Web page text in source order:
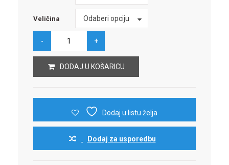
Veličina Odaberi opciju
Veličina
DODAJ U KOŠARICU
Dodaj u listu želja
Dodaj za usporedbu